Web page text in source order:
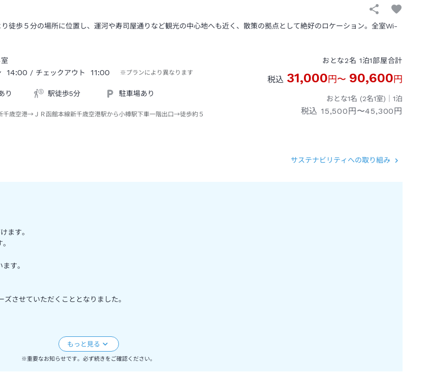
り徒歩５分の場所に位置し、運河や寿司屋通りなど観光の中心地へも近く、散策の拠点として絶好のロケーション。全室Wi-
室
14:00 / チェックアウト 11:00 ※プランにより異なります
り 駅徒歩5分 駐車場あり
千歳空港→ＪＲ函館本線新千歳空港駅から小樽駅下車一階出口→徒歩約５
おとな2名 1泊1部屋合計
税込 31,000円〜 90,600円
おとな1名 (2名1室)｜ 1泊
税込 15,500円〜45,300円
サステナビリティへの取り組み
ます。
す。
させていただくこととなりました。
※重要なお知らせです。必ず続きをご確認ください。